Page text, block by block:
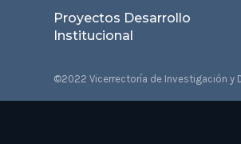
Proyectos Desarrollo
Institucional
©2022 Vicerrectoría de Investigación y